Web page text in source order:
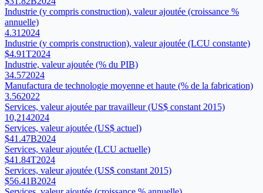
Industrie (y compris construction), valeur ajoutée (croissance %
annuelle)
4.31 2024
Industrie (y compris construction), valeur ajoutée (LCU constante)
$4.91T2024
Industrie, valeur ajoutée (% du PIB)
34.572024
Manufactura de technologie moyenne et haute (% de la fabrication)
3.562022
Services, valeur ajoutée par travailleur (US$ constant 2015)
10,2142024
Services, valeur ajoutée (US$ actuel)
$41.47B2024
Services, valeur ajoutée (LCU actuelle)
$41.84T2024
Services, valeur ajoutée (US$ constant 2015)
$56.41B2024